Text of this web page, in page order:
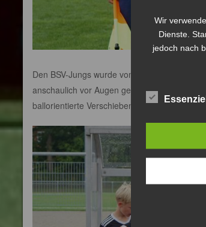
Den BSV-Jungs wurde vom Trainerteam
anschaulich vor Augen geführt, wie sie die
ballorientierte Verschieben der
Wir
Dienste.
jedoch nach
Essenziell